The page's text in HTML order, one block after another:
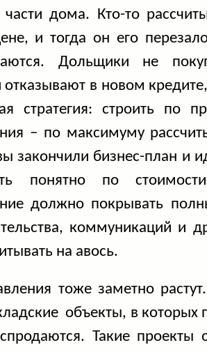
дома. Кто-то
и тогда он его
Дольщики не
в новом кредите,
стратегия: строить по
– по максимуму
закончили бизнес-план и
понятно по
должно покрывать
коммуникаций и
на авось.
тоже заметно
объекты, в
Такие проекты